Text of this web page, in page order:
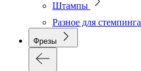
Штампы
Разное для стемпинга
Фрезы